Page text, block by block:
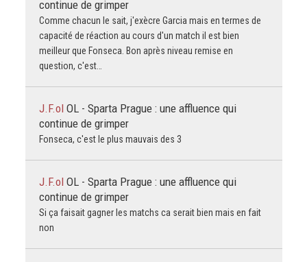
continue de grimper
Comme chacun le sait, j'exècre Garcia mais en termes de
capacité de réaction au cours d'un match il est bien
meilleur que Fonseca. Bon après niveau remise en
question, c'est…
J.F.ol OL - Sparta Prague : une affluence qui
continue de grimper
Fonseca, c'est le plus mauvais des 3
J.F.ol OL - Sparta Prague : une affluence qui
continue de grimper
Si ça faisait gagner les matchs ca serait bien mais en fait
non